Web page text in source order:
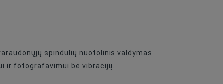
spindulių nuotolinis valdymas
ir fotografavimui be vibracijų.